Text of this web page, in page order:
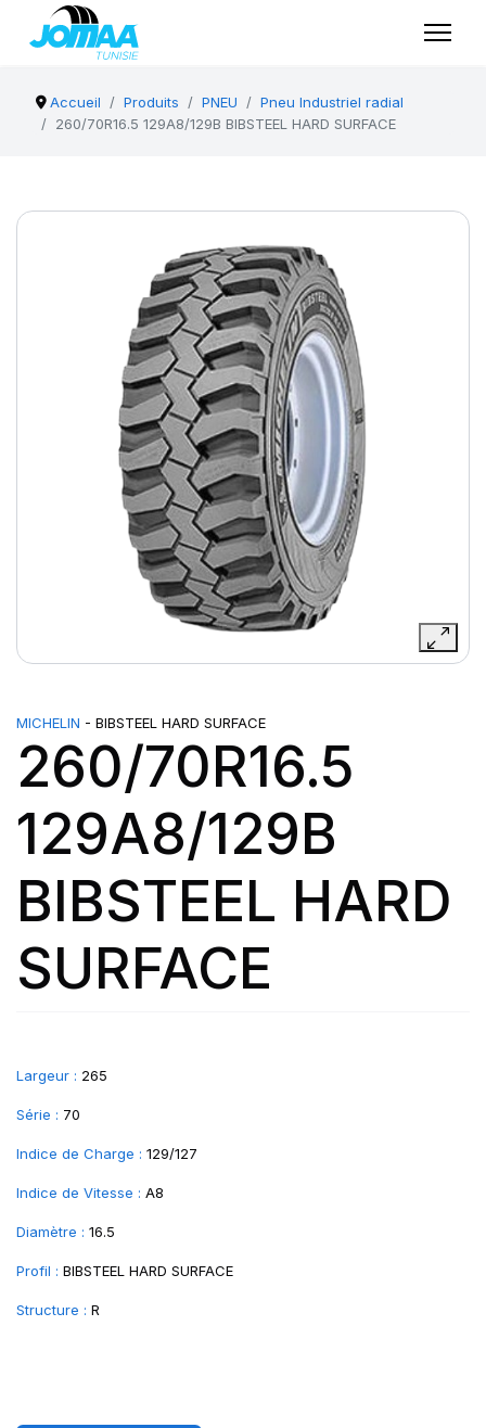
Accueil Produits PNEU
Pneu Industriel radial
260/70R16.5 129A8/129B BIBSTEEL HARD SURFACE
MICHELIN - BIBSTEEL HARD SURFACE
260/70R16.5
129A8/129B
BIBSTEEL HARD
SURFACE
Largeur : 265
Série : 70
Indice de Charge : 129/127
Indice de Vitesse : A8
Diamètre : 16.5
Profil : BIBSTEEL HARD SURFACE
Structure : R